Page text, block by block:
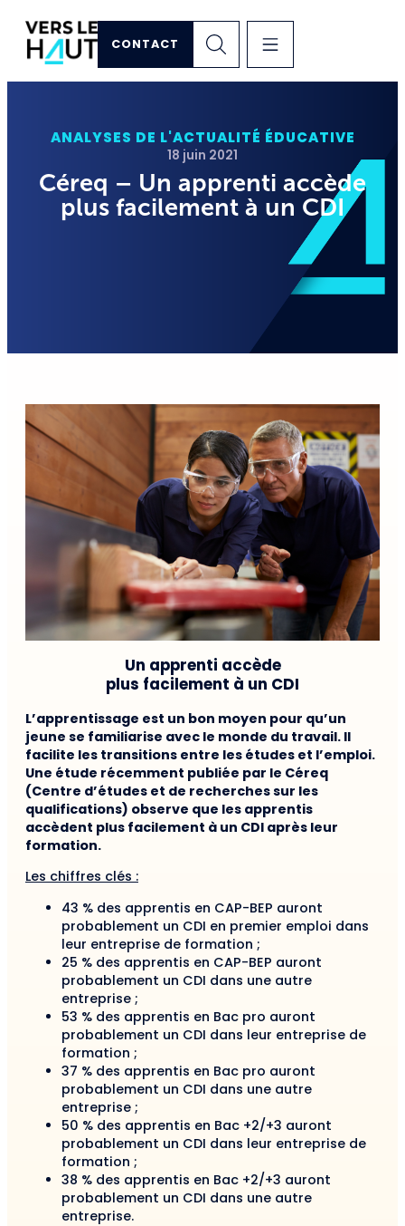
CONTACT
ANALYSES DE L'ACTUALITÉ ÉDUCATIVE
18 juin 2021
Céreq – Un apprenti accède
plus facilement à un CDI
Un apprenti accède
plus facilement à un CDI
L’apprentissage est un bon moyen pour qu’un
jeune se familiarise avec le monde du travail. Il
facilite les transitions entre les études et l’emploi.
Une étude récemment publiée par le Céreq
(Centre d’études et de recherches sur les
qualifications) observe que les apprentis
accèdent plus facilement à un CDI après leur
formation.
Les chiffres clés :
43 % des apprentis en CAP-BEP auront
probablement un CDI en premier emploi dans
leur entreprise de formation ;
25 % des apprentis en CAP-BEP auront
probablement un CDI dans une autre
entreprise ;
53 % des apprentis en Bac pro auront
probablement un CDI dans leur entreprise de
formation ;
37 % des apprentis en Bac pro auront
probablement un CDI dans une autre
entreprise ;
50 % des apprentis en Bac +2/+3 auront
probablement un CDI dans leur entreprise de
formation ;
38 % des apprentis en Bac +2/+3 auront
probablement un CDI dans une autre
entreprise.